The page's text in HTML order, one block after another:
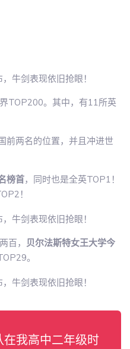
TOP200。其中，有11所英
前两名的位置，并且冲进世
榜首，同时也是全英TOP1！
！
百，
贝尔法斯特女王大学今
。
在我高中二年级时